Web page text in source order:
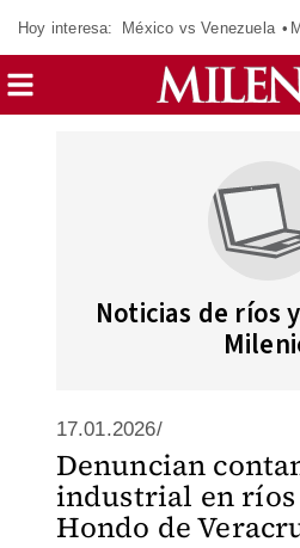
Hoy interesa: México vs Venezuela
Noticias de ríos
17.01.2026/
Denuncian
industrial en
Hondo de